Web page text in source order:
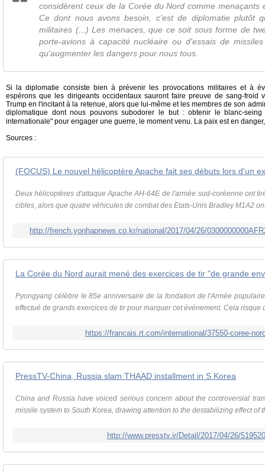
considèrent ceux de la Corée du Nord comme menaçants
Ce dont nous avons besoin, c'est de diplomatie plutôt
militaires (...) Les menaces, que ce soit sous forme de
porte-avions à capacité nucléaire ou d'essais de
qu'augmenter les dangers pour nous tous.
Si la diplomatie consiste bien à prévenir les provocations militaires et à
espérons que les dirigeants occidentaux sauront faire preuve de sang-froid
Trump en l'incitant à la retenue, alors que lui-même et les membres de son
diplomatique dont nous pouvons subodorer le but : obtenir le blanc-seing
internationale" pour engager une guerre, le moment venu. La paix est en
Sources :
Deux hélicoptères d'attaque Apache AH-64E de l'armée sud-coréenne ont
cibles, alors que quatre véhicules de combat des Etats-Unis Bradley M1A2
http://french.yonhapnews.co.kr/national/2017/04/26/
La Corée du Nord aurait mené des exercices de tir "de grande
Pyongyang célèbre le 85e anniversaire de la fondation de l'Armée
effectué de grands exercices de tir pour marquer cet événement. Cela risque
https://francais.rt.com/international/37550-coree-
PressTV-China, Russia slam THAAD installment in S Korea
China and Russia have voiced serious concern about the controversial
missile system to South Korea, drawing attention to the destabilizing effect of
http://www.presstv.ir/Detail/2017/04/26/